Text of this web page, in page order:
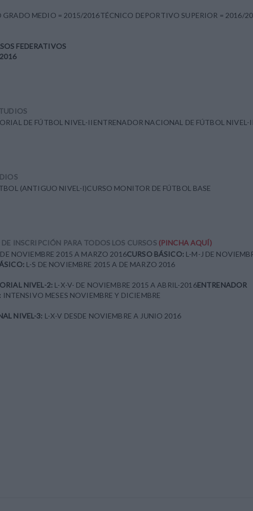
MEDIO = 2015/2016TÉCNICO DEPORTIVO SUPERIOR = 2016/
FEDERATIVOS
DE FÚTBOL NIVEL-IIENTRENADOR NACIONAL DE FÚTBOL NIVEL-
(ANTIGUO NIVEL-I)CURSO MONITOR DE FÚTBOL BASE
INSCRIPCIÓN PARA TODOS LOS CURSOS (PINCHA AQUÍ)
DE NOVIEMBRE 2015 A MARZO 2016CURSO BÁSICO: L-M-J DE
L-S DE NOVIEMBRE 2015 A DE MARZO 2016
NIVEL-2: L-X-V- DE NOVIEMBRE 2015 A ABRIL-2016ENTRENADOR
INTENSIVO MESES NOVIEMBRE Y DICIEMBRE
NIVEL-3: L-X-V DESDE NOVIEMBRE A JUNIO 2016